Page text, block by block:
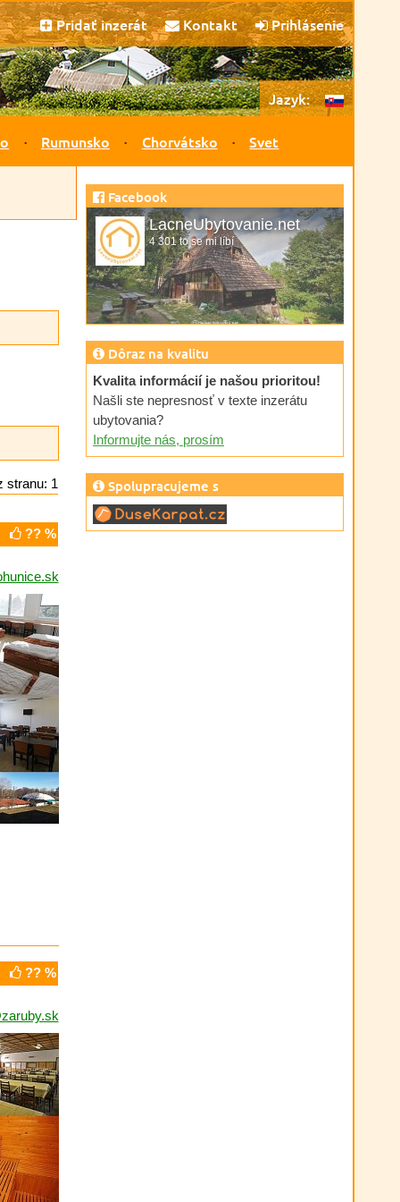
Pridať inzerát Kontakt Prihlásenie
Jazyk:
Rumunsko Chorvátsko Svet
stranu: 1
?? %
?? %
Facebook
LacneUbytovanie.net
4 301 to se mi líbí
Dôraz na kvalitu
Kvalita informácií je našou prioritou!
Našli ste nepresnosť v texte inzerátu
ubytovania?
Informujte nás, prosím
Spolupracujeme s